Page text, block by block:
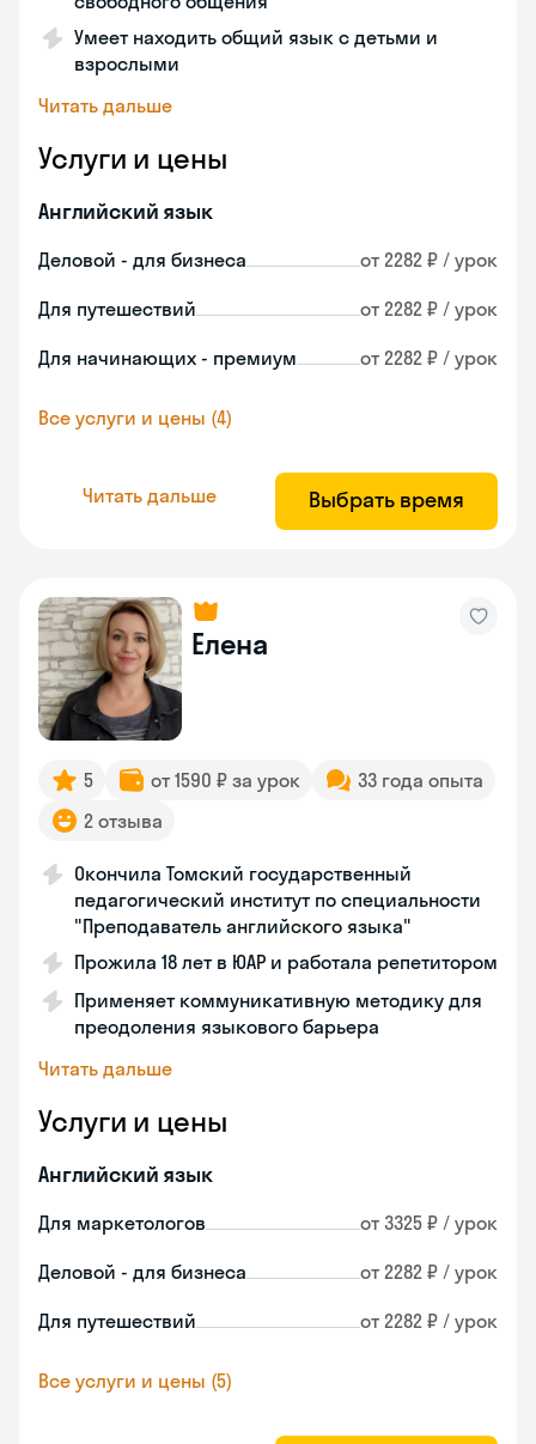
Умеет находить общий язык с детьми и
взрослыми
Читать дальше
Услуги и цены
Английский язык
Деловой - для бизнеса от 2282 ₽ / урок
Для путешествий от 2282 ₽ / урок
Для начинающих - премиум от 2282 ₽ / урок
Все услуги и цены (4)
Читать дальше Выбрать время
Елена
5 от 1590 ₽ за урок
33 года опыта
2 отзыва
Окончила Томский государственный
педагогический институт по специальности
"Преподаватель английского языка"
Прожила 18 лет в ЮАР и работала репетитором
Применяет коммуникативную методику для
преодоления языкового барьера
Читать дальше
Услуги и цены
Английский язык
Для маркетологов от 3325 ₽ / урок
Деловой - для бизнеса от 2282 ₽ / урок
Для путешествий от 2282 ₽ / урок
Все услуги и цены (5)